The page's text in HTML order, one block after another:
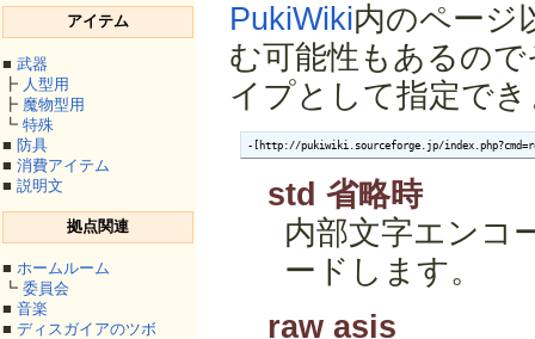
アイテム
■ 武器
┣ 人型用
┣ 魔物型用
┗ 特殊
■ 防具
■ 消費アイテム
■ 説明文
拠点関連
■ ホームルーム
┗ 委員会
■ 音楽
■ ディスガイアのツボ
PukiWiki内のページ
む可能性もあるの
イプとして指定で
-[http://pukiwiki.sourceforge.jp/
std 省略時
内部文字エンコ
ードします。
raw asis